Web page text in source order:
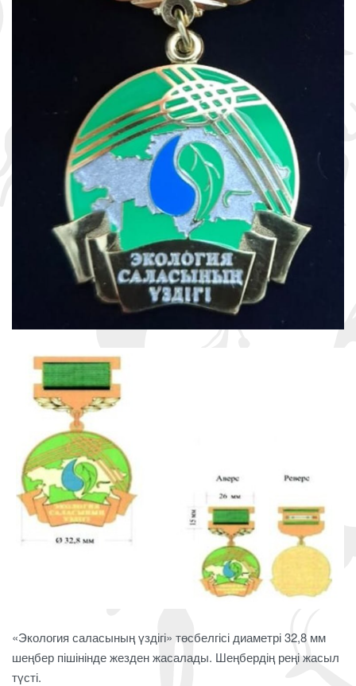
«Экология саласының үздігі» төсбелгісі диаметрі 32,8 мм
шеңбер пішінінде жезден жасалады. Шеңбердің реңі жасыл
түсті.